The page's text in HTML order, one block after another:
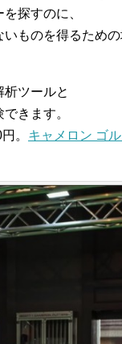
探すのに、
ものを得るための
ツールと
きます。
。 キャメロン ゴ